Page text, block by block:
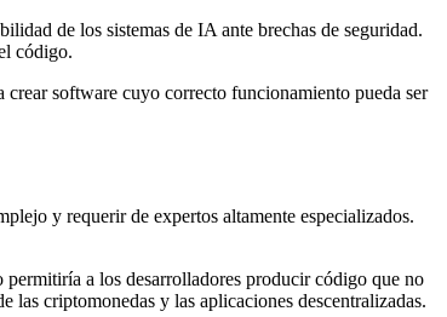
de los sistemas de IA ante brechas de seguridad.
código.
software cuyo correcto funcionamiento pueda ser
y requerir de expertos altamente especializados.
a los desarrolladores producir código que no
las criptomonedas y las aplicaciones descentralizadas.